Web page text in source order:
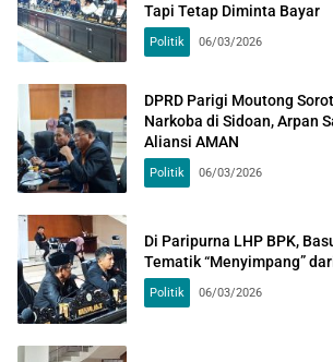
Tapi Tetap Diminta Bayar
Politik 06/03/2026
DPRD Parigi Moutong
Narkoba di Sidoan, Arpan
Aliansi AMAN
Politik 06/03/2026
Di Paripurna LHP BPK,
Tematik “Menyimpang”
Politik 06/03/2026